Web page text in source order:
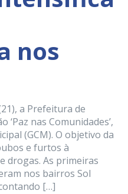
nos
a Prefeitura de
‘Paz nas Comunidades’,
(GCM). O objetivo da
e furtos à
drogas. As primeiras
nos bairros Sol
[…]